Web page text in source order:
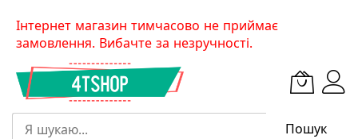
SkipІнтернет магазин тимчасово не приймає
замовлення. Вибачте за незручності.
Пошук